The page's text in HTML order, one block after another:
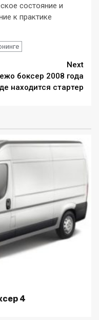
состояние и
к практике
Next
боксер 2008 года
находится стартер
4